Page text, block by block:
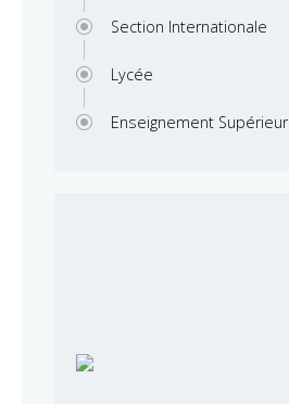
Section Internationale
Lycée
Enseignement Supérieur